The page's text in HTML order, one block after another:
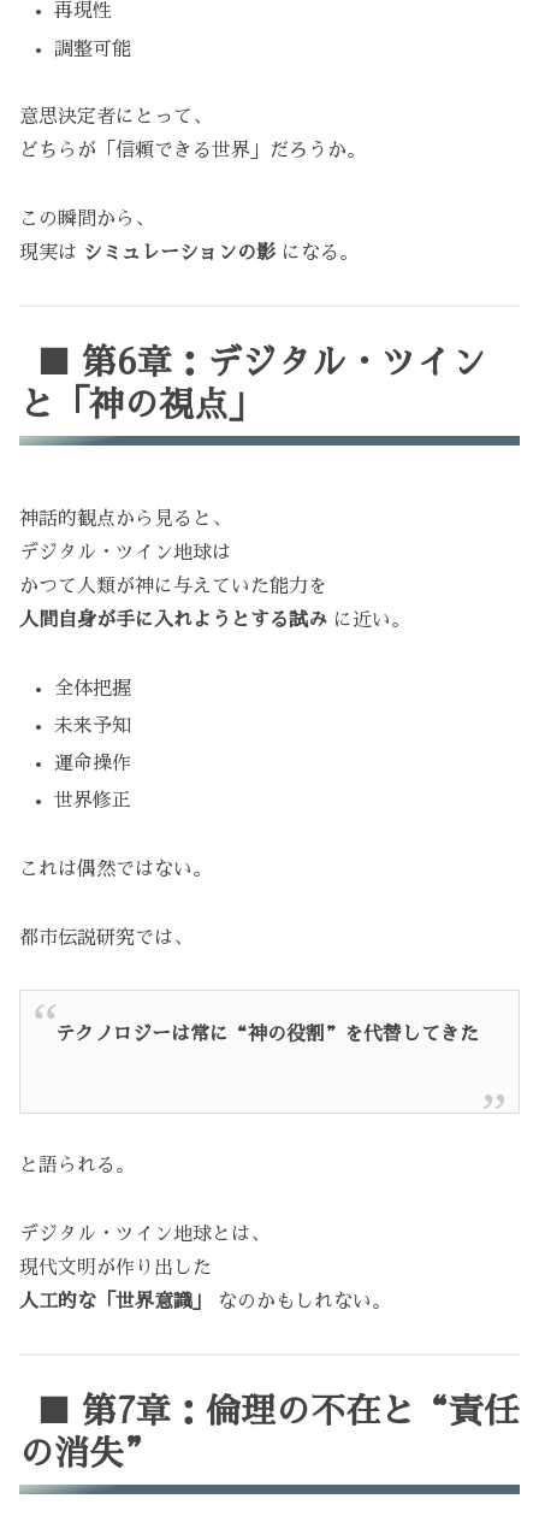
再現性
調整可能
意思決定者にとって、
どちらが「信頼できる世界」だろうか。
この瞬間から、
現実は シミュレーションの影になる。
■ 第6章：デジタル・ツイン
と「神の視点」
神話的観点から見ると、
デジタル・ツイン地球は
かつて人類が神に与えていた能力を
人間自身が手に入れようとする試み に近い。
全体把握
未来予知
運命操作
世界修正
これは偶然ではない。
都市伝説研究では、
テクノロジーは常に“神の役割”を代替してきた
と語られる。
デジタル・ツイン地球とは、
現代文明が作り出した
人工的な「世界意識」
なのかもしれない。
■ 第7章：倫理の不在と“責任
の消失”